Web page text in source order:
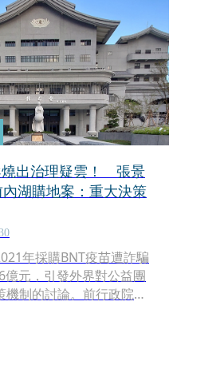
燒出治理疑雲！ 張景
湖購地案：重大決策
年採購BNT疫苗遭詐騙
億元，引發外界對公益團
機制的討論。前行政院政